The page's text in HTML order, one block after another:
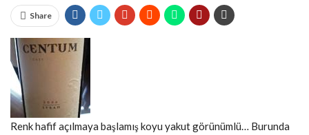
Share
Renk hafif açılmaya başlamış koyu yakut görünümlü… Burunda